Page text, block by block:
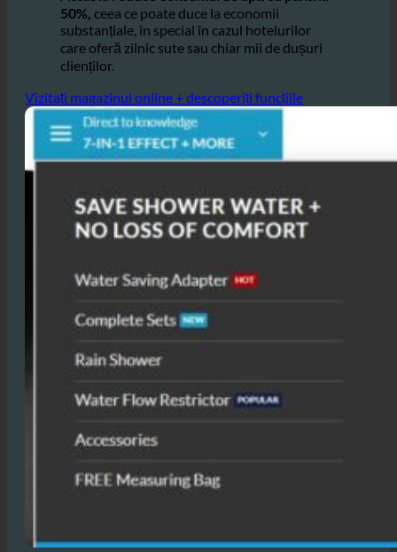
Aceastareduce consumul de apă cu până la
50%,ceea ce poate duce la economii
substanțiale, în special în cazul hotelurilor
care oferă zilnic sute sau chiar mii de dușuri
clienților.
Vizitați magazinul online + descoperiți funcțiile